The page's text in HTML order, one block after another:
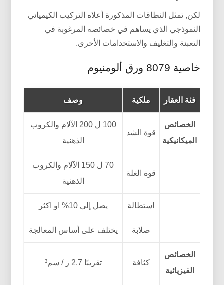
لكن, تمثل النطاقات المذكورة أعلاه التركيب الكيميائي
النموذجي الذي يساهم في خصائصه المرغوبة في
التعبئة والتغليف والاستخدامات الأخرى.
خاصية 8079 ورق ألومنيوم
فئة العقار ملكية وصف
الخصائص
الميكانيكية
قوة الشد
100 ل 200 الآلام والكروب
الذهنية
قوة الغلة
70 ل 150 الآلام والكروب
الذهنية
استطالة يصل إلى 10% او اكثر
صلابة يختلف على أساس المعالجة
الخصائص
الفيزيائية
كثافة تقريبًا 2.7 ز / سم³